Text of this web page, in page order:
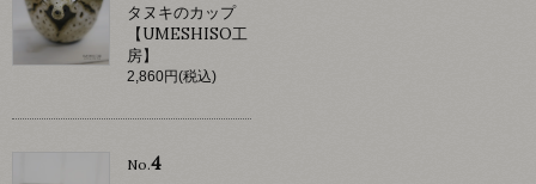
タヌキのカップ
【UMESHISO工
房】
2,860円(税込)
No.4